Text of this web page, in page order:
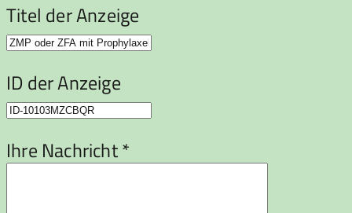
Titel der Anzeige
ID der Anzeige
Ihre Nachricht *